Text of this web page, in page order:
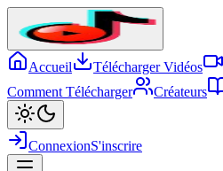
Accueil Télécharger Vidéos
Comment Télécharger
Créateurs
ConnexionS'inscrire